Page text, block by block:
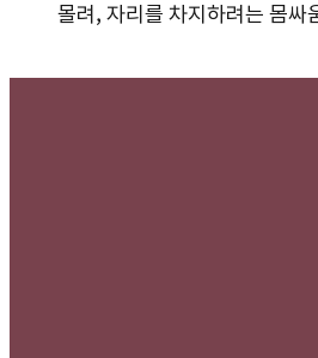
몰려, 자리를 차지하려는 몸싸